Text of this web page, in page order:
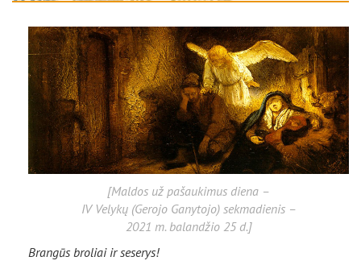
[Maldos už pašaukimus diena –
IV Velykų (Gerojo Ganytojo) sekmadienis –
2021 m. balandžio 25 d.]
Brangūs broliai ir seserys!